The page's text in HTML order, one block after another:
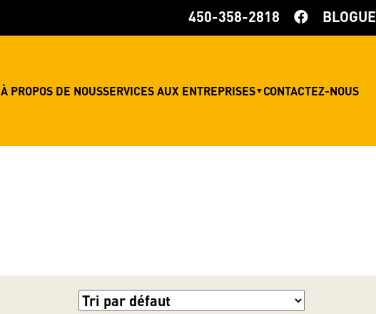
BLOGUE
450-358-2818
À PROPOS DE NOUSSERVICES AUX ENTREPRISES▼ CONTACTEZ-NOUS